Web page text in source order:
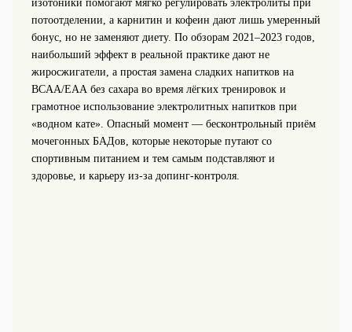
изотоники помогают мягко регулировать электролиты при
потоотделении, а карнитин и кофеин дают лишь умеренный
бонус, но не заменяют диету. По обзорам 2021–2023 годов,
наибольший эффект в реальной практике дают не
жиросжигатели, а простая замена сладких напитков на
BCAA/ЕАА без сахара во время лёгких тренировок и
грамотное использование электролитных напитков при
«водном кате». Опасный момент — бесконтрольный приём
мочегонных БАДов, которые некоторые путают со
спортивным питанием и тем самым подставляют и
здоровье, и карьеру из‑за допинг‑контроля.